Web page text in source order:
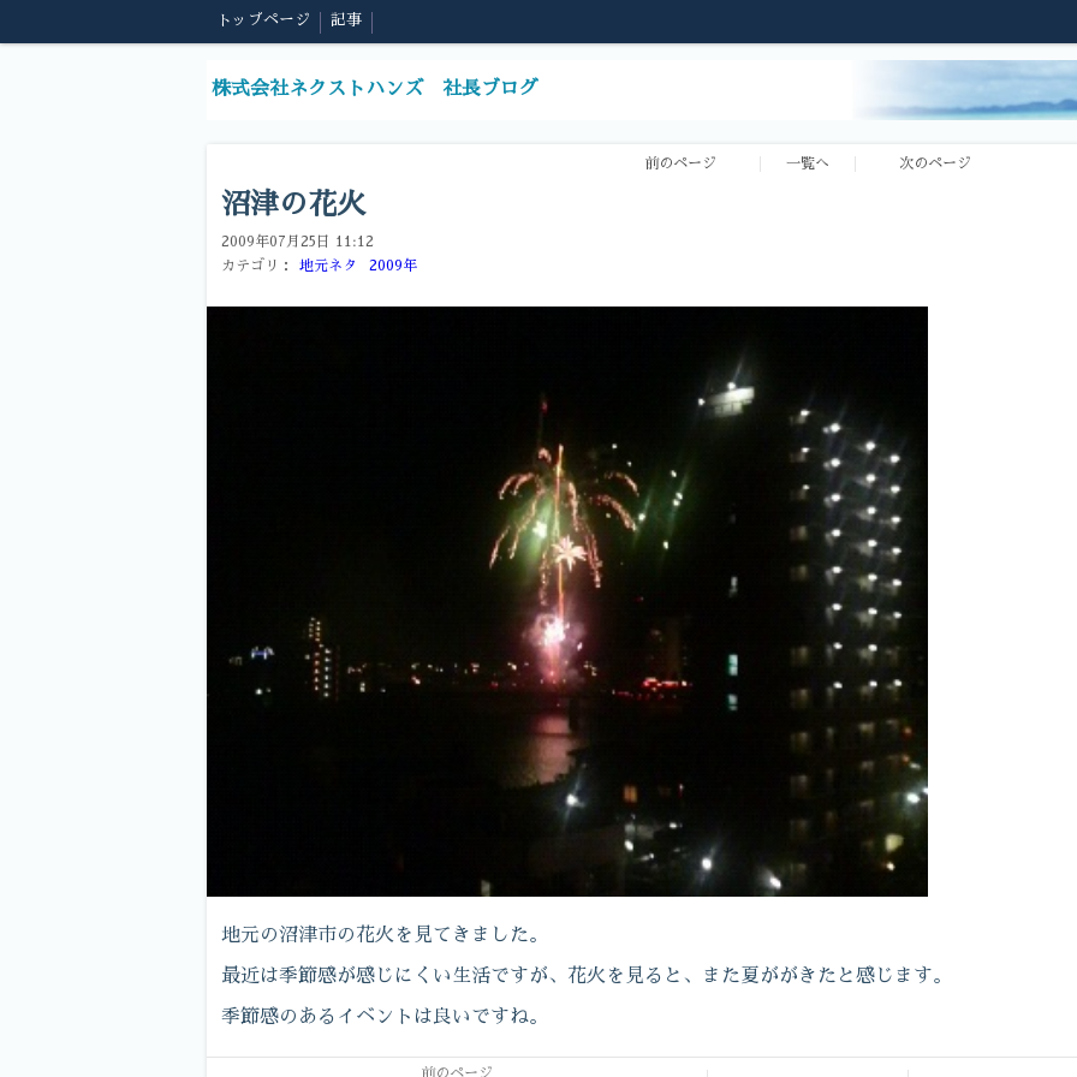
トップページ 記事
株式会社ネクストハンズ 社長ブログ
前のページ 一覧へ 次のページ
沼津の花火
2009年07月25日 11:12
カテゴリ：
地元ネタ 2009年
地元の沼津市の花火を見てきました。
最近は季節感が感じにくい生活ですが、花火を見ると、また夏ががきたと感じます。
季節感のあるイベントは良いですね。
前のページ